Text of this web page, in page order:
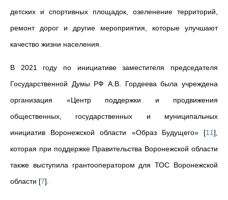
детских и спортивных площадок, озеленение территорий,
ремонт дорог и другие мероприятия, которые улучшают
качество жизни населения.
В 2021 году по инициативе заместителя председателя
Государственной Думы РФ А.В. Гордеева была учреждена
организация «Центр поддержки и продвижения
общественных, государственных и муниципальных
инициатив Воронежской области «Образ Будущего» [11]
которая при поддержке Правительства Воронежской области
также выступила грантооператором для ТОС Воронежской
области [7]